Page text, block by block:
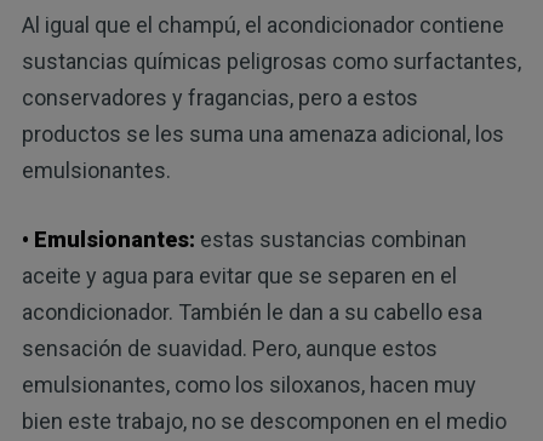
Al igual que el champú, el acondicionador contiene
sustancias químicas peligrosas como surfactantes,
conservadores y fragancias, pero a estos
productos se les suma una amenaza adicional, los
emulsionantes.
• Emulsionantes: estas sustancias combinan
aceite y agua para evitar que se separen en el
acondicionador. También le dan a su cabello esa
sensación de suavidad. Pero, aunque estos
emulsionantes, como los siloxanos, hacen muy
bien este trabajo, no se descomponen en el medio